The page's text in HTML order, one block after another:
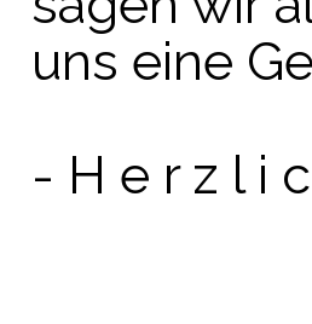
uns eine
- H e r z l i